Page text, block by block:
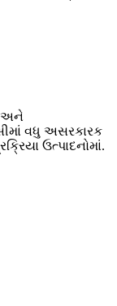
અને
વધુ અસરકારક
ઉત્પાદનોમાં.